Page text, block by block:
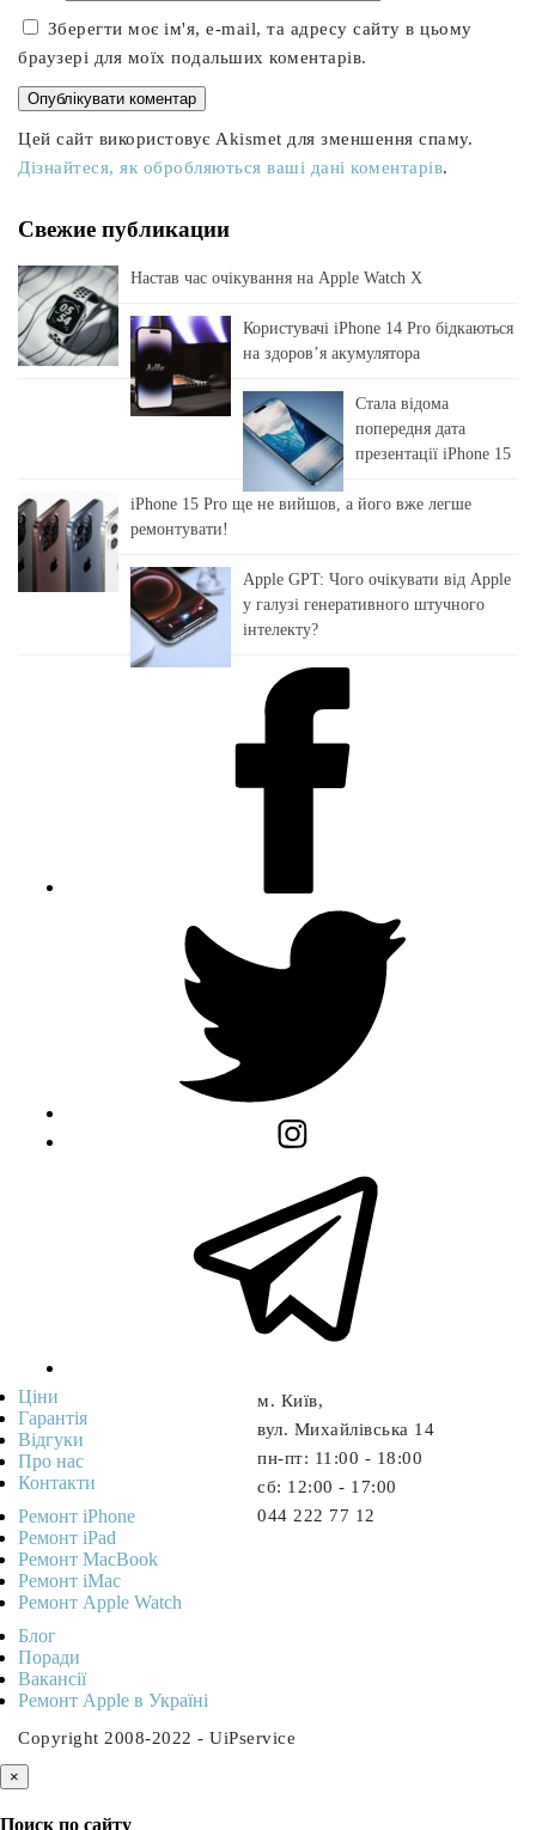
Зберегти моє ім'я, e-mail, та адресу сайту в цьому
браузері для моїх подальших коментарів.
Цей сайт використовує Akismet для зменшення спаму.
Дізнайтеся, як обробляються ваші дані коментарів.
Свежие публикации
Настав час очікування на Apple Watch X
Користувачі iPhone 14 Pro бідкаються
на здоровʼя акумулятора
Стала відома
попередня дата
презентації iPhone 15
iPhone 15 Pro ще не вийшов, а його вже легше
ремонтувати!
Apple GPT: Чого очікувати від Apple
у галузі генеративного штучного
інтелекту?
м. Київ,
вул. Михайлівська 14
пн-пт: 11:00 - 18:00
cб: 12:00 - 17:00
044 222 77 12
Ціни
Гарантія
Відгуки
Про нас
Контакти
Ремонт iPhone
Ремонт iPad
Ремонт MacBook
Ремонт iMac
Ремонт Apple Watch
Блог
Поради
Вакансії
Ремонт Apple в Україні
Copyright 2008-2022 - UiPservice
×
Поиск по сайту